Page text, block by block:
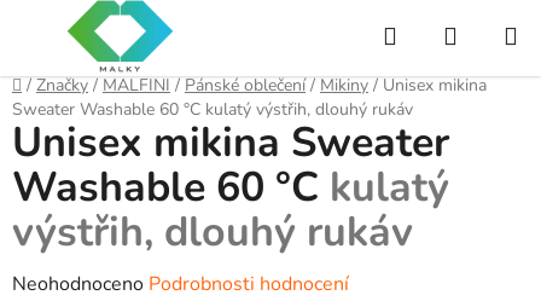
Hledat
KOŠÍK
Domů
/ Značky / MALFINI / Pánské oblečení / Mikiny / Unisex mikina
Sweater Washable 60 °C kulatý výstřih, dlouhý rukáv
Unisex mikina Sweater
Washable 60 °C kulatý
výstřih, dlouhý rukáv
Průměrné
Neohodnoceno Podrobnosti hodnocení